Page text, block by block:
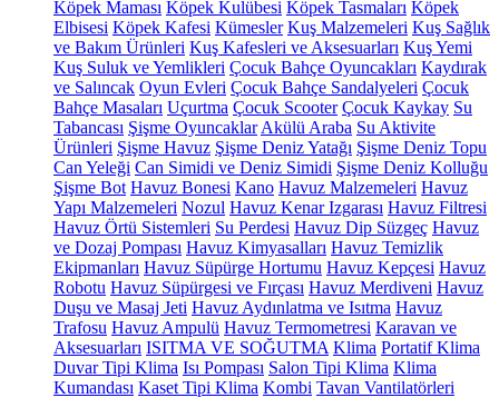
Köpek Maması Köpek Kulübesi Köpek Tasmaları Köpek
Elbisesi Köpek Kafesi Kümesler Kuş Malzemeleri Kuş Sağlık
ve Bakım Ürünleri Kuş Kafesleri ve Aksesuarları Kuş Yemi
Kuş Suluk ve Yemlikleri Çocuk Bahçe Oyuncakları Kaydırak
ve Salıncak Oyun Evleri Çocuk Bahçe Sandalyeleri Çocuk
Bahçe Masaları Uçurtma Çocuk Scooter Çocuk Kaykay Su
Tabancası Şişme Oyuncaklar Akülü Araba Su Aktivite
Ürünleri Şişme Havuz Şişme Deniz Yatağı Şişme Deniz Topu
Can Yeleği Can Simidi ve Deniz Simidi Şişme Deniz Kolluğu
Şişme Bot Havuz Bonesi Kano Havuz Malzemeleri Havuz
Yapı Malzemeleri Nozul Havuz Kenar Izgarası Havuz Filtresi
Havuz Örtü Sistemleri Su Perdesi Havuz Dip Süzgeç Havuz
ve Dozaj Pompası Havuz Kimyasalları Havuz Temizlik
Ekipmanları Havuz Süpürge Hortumu Havuz Kepçesi Havuz
Robotu Havuz Süpürgesi ve Fırçası Havuz Merdiveni Havuz
Duşu ve Masaj Jeti Havuz Aydınlatma ve Isıtma Havuz
Trafosu Havuz Ampulü Havuz Termometresi Karavan ve
Aksesuarları ISITMA VE SOĞUTMA Klima Portatif Klima
Duvar Tipi Klima Isı Pompası Salon Tipi Klima Klima
Kumandası Kaset Tipi Klima Kombi Tavan Vantilatörleri